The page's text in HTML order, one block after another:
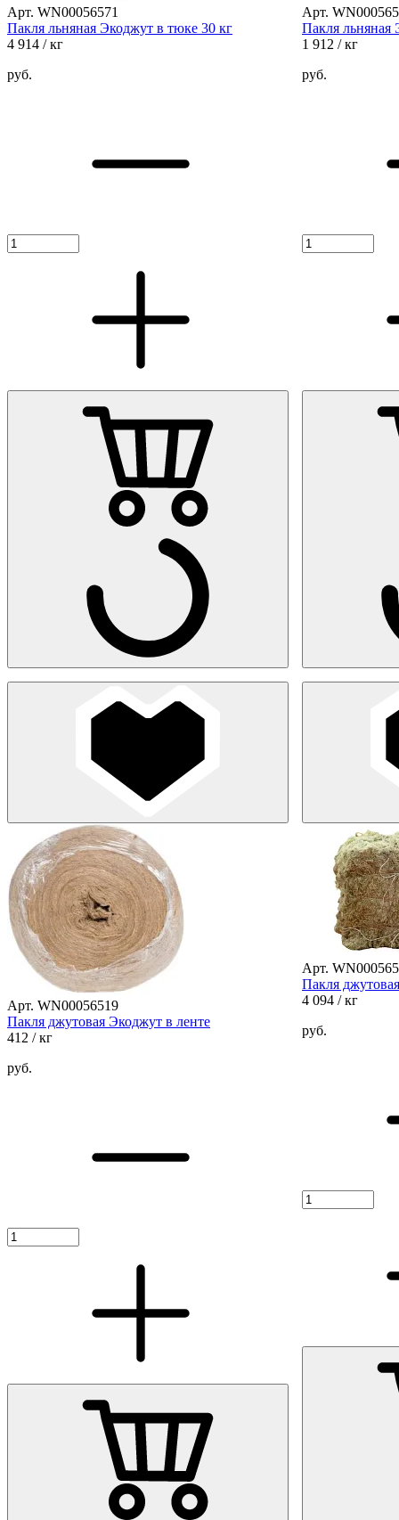
Арт. WN00056571
Пакля льняная Экоджут в тюке 30 кг
4 914 / кг
руб.
Арт.
Пакля льняная
1 912 / кг
руб.
Арт. WN00056519
Пакля джутовая Экоджут в ленте
412 / кг
руб.
Арт.
Пакля
4 094 / кг
руб.